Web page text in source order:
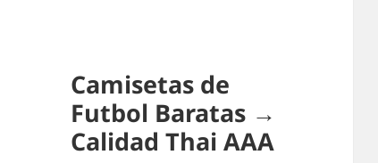
Camisetas de
Futbol Baratas →
Calidad Thai AAA